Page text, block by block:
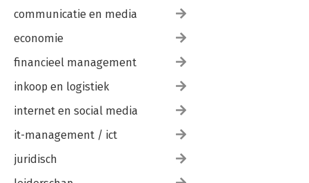
communicatie en media
economie
financieel management
inkoop en logistiek
internet en social media
it-management / ict
juridisch